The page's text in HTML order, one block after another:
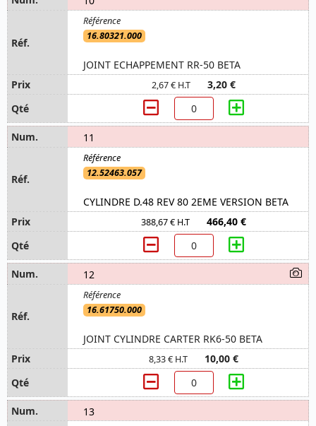
16.80321.000
JOINT ECHAPPEMENT RR-50 BETA
2,67 € H.T 3,20 €
11
12.52463.057
CYLINDRE D.48 REV 80 2EME VERSION BETA
388,67 € H.T 466,40 €
12
16.61750.000
JOINT CYLINDRE CARTER RK6-50 BETA
8,33 € H.T 10,00 €
13